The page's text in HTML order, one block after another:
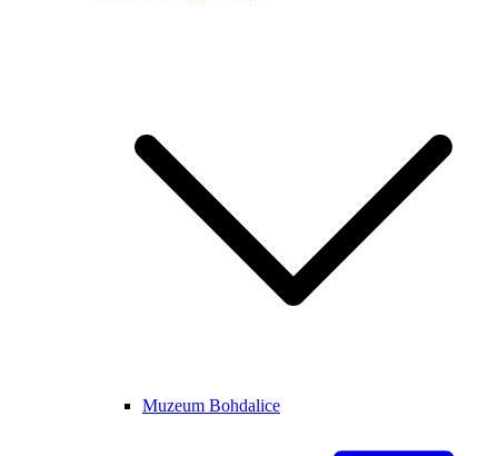
Muzeum Bohdalice